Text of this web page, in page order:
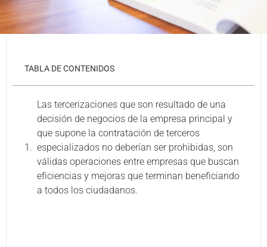
TABLA DE CONTENIDOS
Las tercerizaciones que son resultado de una
decisión de negocios de la empresa principal y
que supone la contratación de terceros
especializados no deberían ser prohibidas, son
válidas operaciones entre empresas que buscan
eficiencias y mejoras que terminan beneficiando
a todos los ciudadanos.